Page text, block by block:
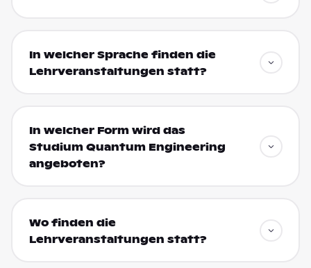
In welcher Sprache finden die
Lehrveranstaltungen statt?
In welcher Form wird das
Studium Quantum Engineering
angeboten?
Wo finden die
Lehrveranstaltungen statt?